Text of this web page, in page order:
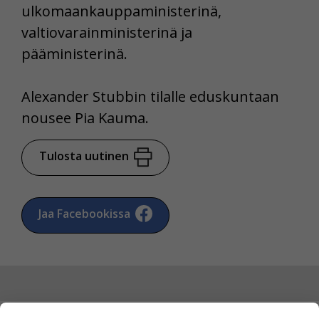
ulkomaankauppaministerinä,
valtiovarainministerinä ja
pääministerinä.
Alexander Stubbin tilalle eduskuntaan
nousee Pia Kauma.
Tulosta uutinen
Jaa Facebookissa